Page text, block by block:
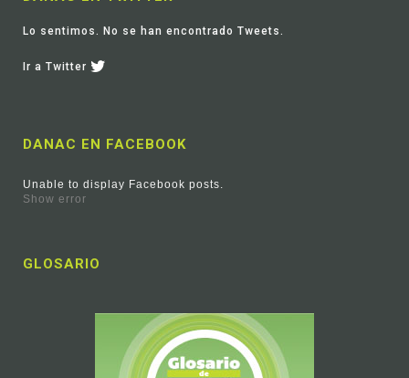
Lo sentimos. No se han encontrado Tweets.
Ir a Twitter
DANAC EN FACEBOOK
Unable to display Facebook posts.
Show error
GLOSARIO